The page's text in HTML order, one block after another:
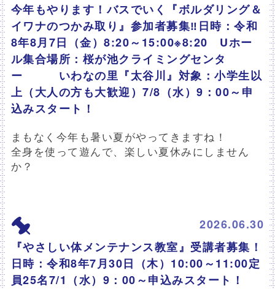
今年もやります！バスでいく『ボルダリング＆
イワナのつかみ取り』参加者募集‼日時：令和
8年8月7日（金）8:20～15:00※8:20 Uホー
ル集合場所：桜が池クライミングセンタ
ー いわなの里『太谷川』対象：小学生以
上（大人の方も大歓迎）7/8（水）9：00～申
込みスタート！
まもなく今年も暑い夏がやってきますね！
全身を使って遊んで、楽しい夏休みにしません
か？
2026.06.30
『やさしい体メンテナンス教室』受講者募集！
日時：令和8年7月30日（木）10:00～11:00定
員25名7/1（水）9：00～申込みスタート！